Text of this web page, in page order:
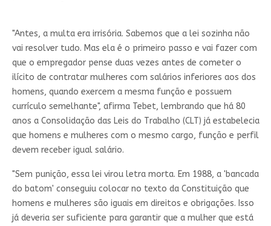
"Antes, a multa era irrisória. Sabemos que a lei sozinha não
vai resolver tudo. Mas ela é o primeiro passo e vai fazer com
que o empregador pense duas vezes antes de cometer o
ilícito de contratar mulheres com salários inferiores aos dos
homens, quando exercem a mesma função e possuem
currículo semelhante", afirma Tebet, lembrando que há 80
anos a Consolidação das Leis do Trabalho (CLT) já estabelecia
que homens e mulheres com o mesmo cargo, função e perfil
devem receber igual salário.
"Sem punição, essa lei virou letra morta. Em 1988, a 'bancada
do batom' conseguiu colocar no texto da Constituição que
homens e mulheres são iguais em direitos e obrigações. Isso
já deveria ser suficiente para garantir que a mulher que está